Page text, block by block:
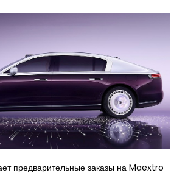
предварительные заказы на Maextro